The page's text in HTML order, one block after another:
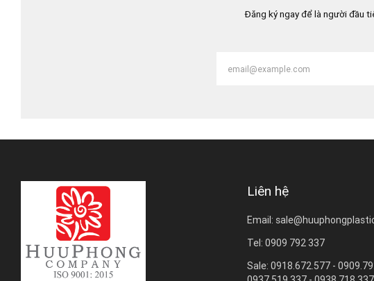
Đăng ký ngay để là người đầu
Liên hệ
Email:
Tel: 0909 792 337
Sale: 0918.672.577 -